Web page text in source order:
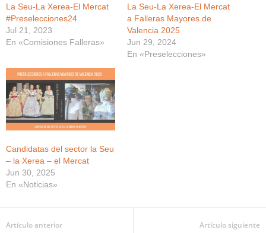
La Seu-La Xerea-El Mercat
#Preselecciones24
Jul 21, 2023
En «Comisiones Falleras»
La Seu-La Xerea-El Mercat
a Falleras Mayores de
Valencia 2025
Jun 29, 2024
En «Preselecciones»
Candidatas del sector la Seu
– la Xerea – el Mercat
Jun 30, 2025
En «Noticias»
Artículo anterior Artículo siguiente